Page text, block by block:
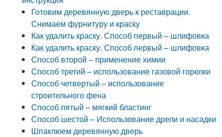
Готовим деревянную дверь к реставрации.
Снимаем фурнитуру и краску
Как удалить краску. Способ первый – шлифовка
Как удалить краску. Способ первый – шлифовка
Способ второй – применение химии
Способ третий – использование газовой горелки
Способ четвертый – использование
строительного фена
Способ пятый – мягкий бластинг
Способ шестой – Использование дрели и насадки
Шпаклюем деревянную дверь